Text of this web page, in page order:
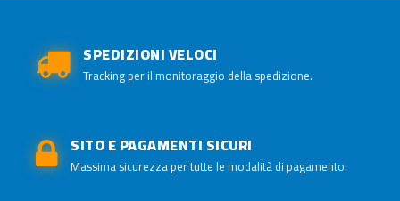
SPEDIZIONI VELOCI
Tracking per il monitoraggio della spedizione.
SITO E PAGAMENTI SICURI
Massima sicurezza per tutte le modalità di pagamento.